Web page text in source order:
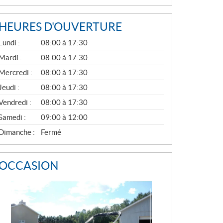
HEURES D'OUVERTURE
Lundi :
08:00 à 17:30
Mardi :
08:00 à 17:30
Mercredi :
08:00 à 17:30
:
08:00 à 17:30
:
08:00 à 17:30
:
09:00 à 12:00
Dimanche :
Fermé